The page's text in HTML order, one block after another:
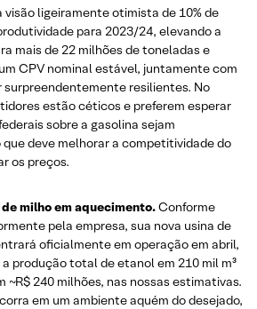
visão ligeiramente otimista de 10% de
para 2023/24, elevando a
mais de 22 milhões de toneladas e
CPV nominal estável, juntamente com
surpreendentemente resilientes. No
estão céticos e preferem esperar
sobre a gasolina sejam
deve melhorar a competitividade do
os preços.
milho em aquecimento.Conforme
pela empresa, sua nova usina de
oficialmente em operação em abril,
produção total de etanol em 210 mil m³
~R$ 240 milhões, nas nossas estimativas.
em um ambiente aquém do desejado,